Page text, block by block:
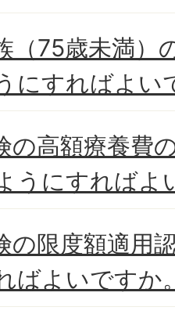
（75歳未満）
にすればよい
の高額療養費
うにすればよ
の限度額適用
ばよいですか